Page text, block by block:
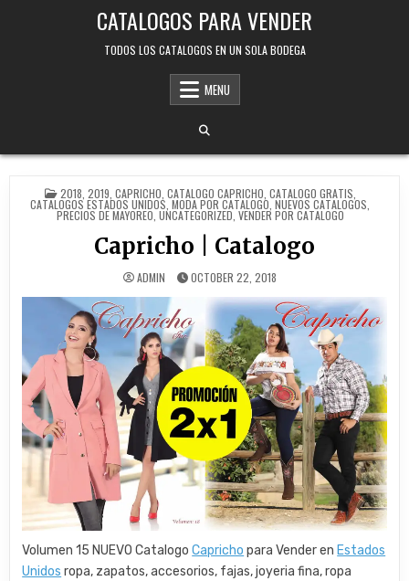
CATALOGOS PARA VENDER
TODOS LOS CATALOGOS EN UN SOLA BODEGA
MENU
POSTED
IN
2018 2019 CAPRICHO CATALOGO CAPRICHO CATALOGO GRATIS
CATALOGOS ESTADOS UNIDOS MODA POR CATALOGO NUEVOS CATALOGOS
PRECIOS DE MAYOREO UNCATEGORIZED VENDER POR CATALOGO
Capricho | Catalogo
ADMIN OCTOBER 22, 2018
Volumen 15 NUEVO CatalogoCapricho para Vender en Estados
Unidos ropa, zapatos, accesorios, fajas, joyeria fina, ropa